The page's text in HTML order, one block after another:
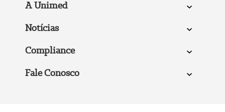
A Unimed
Notícias
Compliance
Fale Conosco